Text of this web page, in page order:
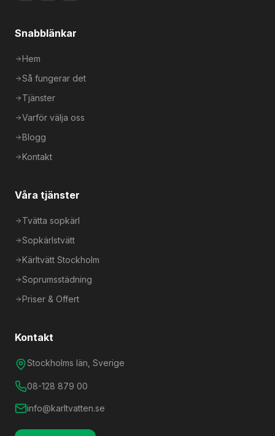
Snabblänkar
Hem
Så fungerar det
Tjänster
Varför välja oss
Blogg
Kontakt
Våra tjänster
Tvätta sopkärl
Sopkärlstvätt
Kärltvätt Stockholm
Soprumsstädning
Priser & Offert
Kontakt
Stockholms län, Sverige
08-128 879 00
info@karltvatten.se